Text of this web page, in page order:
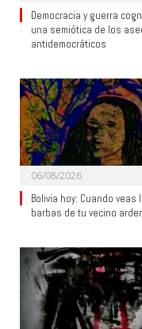
Democracia y guerra
una semiótica de los
antidemocráticos
06/08/2026
Bolivia hoy: Cuando veas
barbas de tu vecino